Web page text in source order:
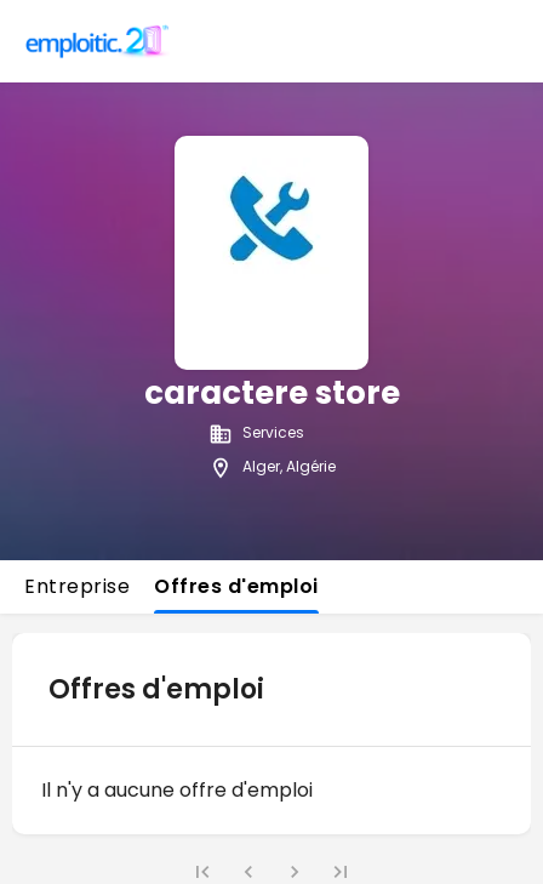
caractere store
Services
Alger, Algérie
Entreprise Offres d'emploi
Offres d'emploi
Il n'y a aucune offre d'emploi